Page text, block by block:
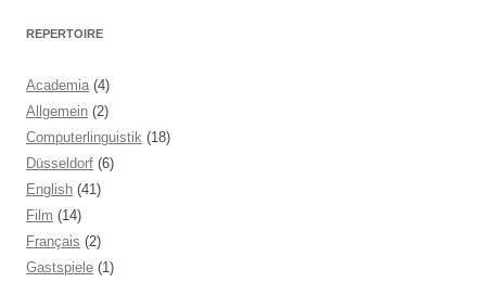
REPERTOIRE
Academia (4)
Allgemein (2)
Computerlinguistik (18)
Düsseldorf (6)
English (41)
Film (14)
Français (2)
Gastspiele (1)